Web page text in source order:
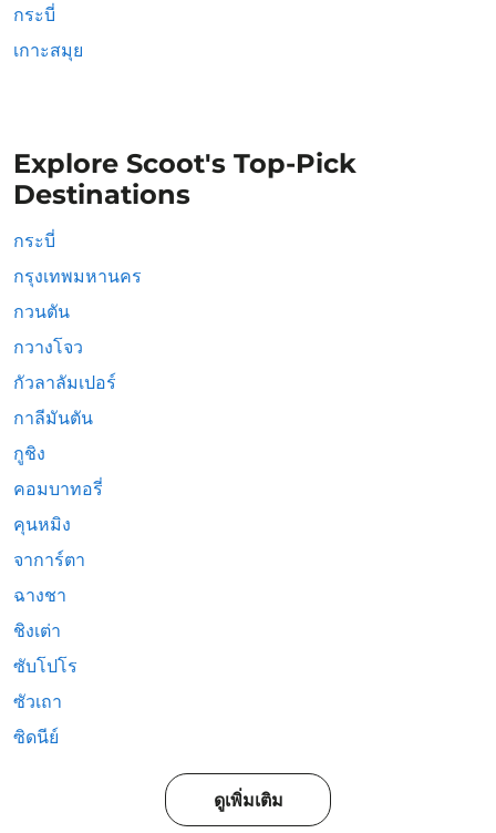
กระบี่
เกาะสมุย
Explore Scoot's Top-Pick
Destinations
กระบี่
กรุงเทพมหานคร
กวนตัน
กวางโจว
กัวลาลัมเปอร์
กาลีมันตัน
กูชิง
คอมบาทอรี่
คุนหมิง
จาการ์ตา
ฉางชา
ชิงเต่า
ซับโปโร
ซัวเถา
ซิดนีย์
ดูเพิ่มเติม